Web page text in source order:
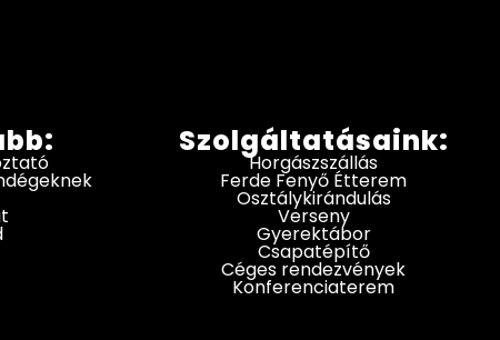
Szolgáltatásaink:
Horgászszállás
Ferde Fenyő Étterem
Osztálykirándulás
Verseny
Gyerektábor
Csapatépítő
Céges rendezvények
Konferenciaterem